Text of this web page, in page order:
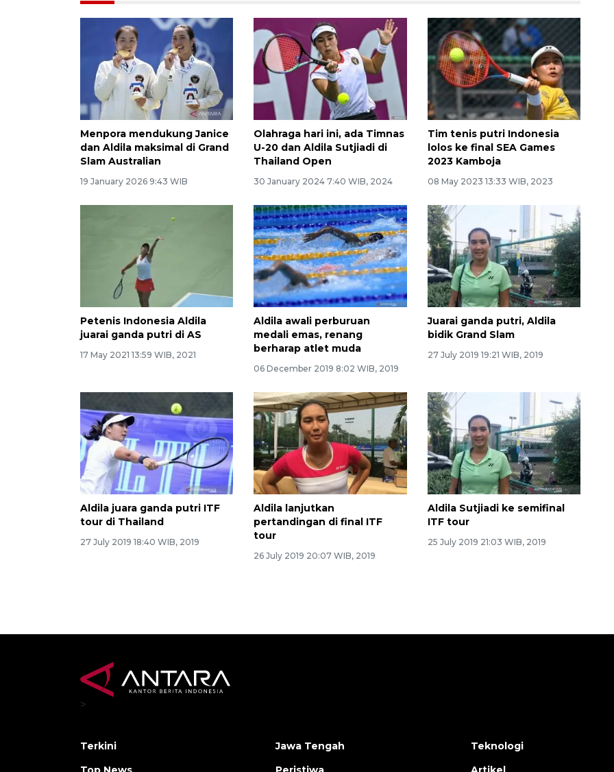
Menpora mendukung Janice
dan Aldila maksimal di Grand
Slam Australian
19 January 2026 9:43 WIB
Olahraga hari ini, ada Timnas
U-20 dan Aldila Sutjiadi di
Thailand Open
30 January 2024 7:40 WIB, 2024
Tim tenis putri Indonesia
lolos ke final SEA Games
2023 Kamboja
08 May 2023 13:33 WIB, 2023
Petenis Indonesia Aldila
juarai ganda putri di AS
17 May 2021 13:59 WIB, 2021
Aldila awali perburuan
medali emas, renang
berharap atlet muda
06 December 2019 8:02 WIB, 2019
Juarai ganda putri, Aldila
bidik Grand Slam
27 July 2019 19:21 WIB, 2019
Aldila juara ganda putri ITF
tour di Thailand
27 July 2019 18:40 WIB, 2019
Aldila lanjutkan
pertandingan di final ITF
tour
26 July 2019 20:07 WIB, 2019
Aldila Sutjiadi ke semifinal
ITF tour
25 July 2019 21:03 WIB, 2019
>
Terkini
Jawa Tengah
Teknologi